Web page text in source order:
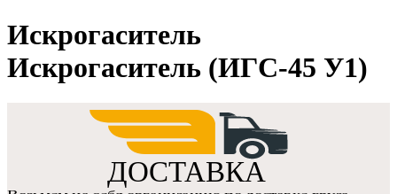
Искрогаситель
Искрогаситель (ИГС-45 У1)